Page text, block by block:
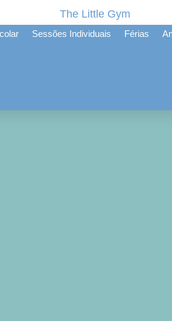
The Little Gym
Sessões Individuais Férias